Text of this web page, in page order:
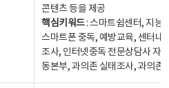
콘텐츠 등을 제공
핵심키워드: 스마트쉼센터, 지능
스마트폰 중독, 예방교육, 센터내
조사, 인터넷중독 전문상담사 자
동본부, 과의존 실태조사, 과의존